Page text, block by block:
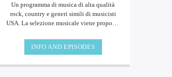
Un programma di musica di alta qualità
rock, country e generi simili di musicisti
USA. La selezione musicale viene proposta
INFO AND EPISODES